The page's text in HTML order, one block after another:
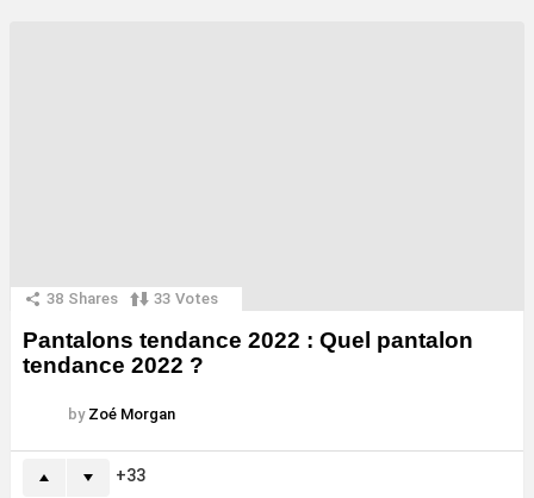
38 Shares 33 Votes
Pantalons tendance 2022 : Quel pantalon
tendance 2022 ?
by Zoé Morgan
33